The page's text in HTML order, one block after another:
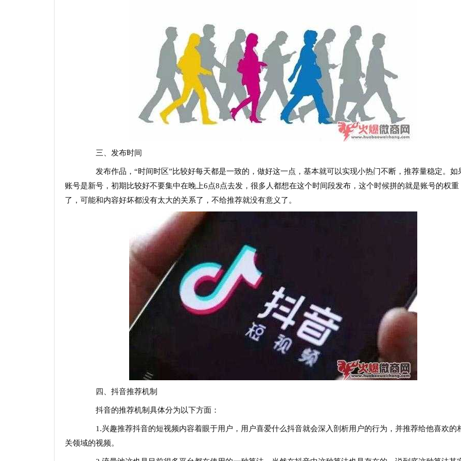
三、发布时间
发布作品，“时间时区”比较好每天都是一致的，做好这一点，基本就可以实现小热门不断，推荐量稳定。如
账号是新号，初期比较好不要集中在晚上6点8点去发，很多人都想在这个时间段发布，这个时候拼的就是账号的权重
了，可能和内容好坏都没有太大的关系了，不给推荐就没有意义了。
四、抖音推荐机制
抖音的推荐机制具体分为以下方面：
1.兴趣推荐抖音的短视频内容着眼于用户，用户喜爱什么抖音就会深入剖析用户的行为，并推荐给他喜欢的
关领域的视频。